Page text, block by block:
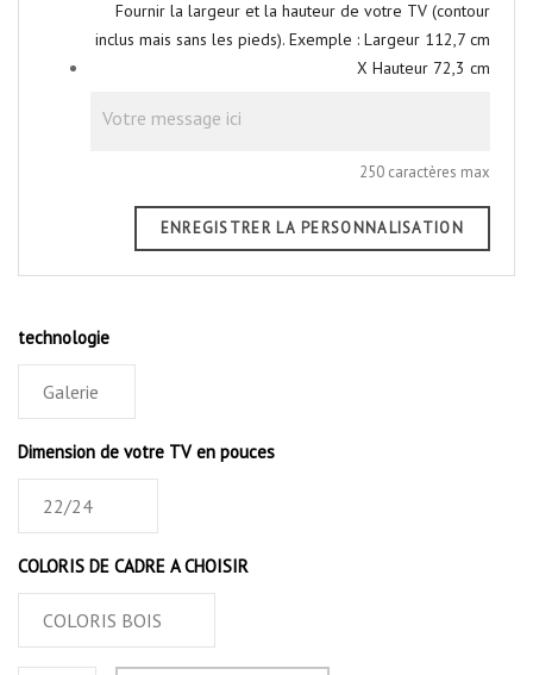
Fournir la largeur et la hauteur de votre TV (contour
inclus mais sans les pieds). Exemple : Largeur 112,7 cm
X Hauteur 72,3 cm
250 caractères max
ENREGISTRER LA PERSONNALISATION
technologie
Dimension de votre TV en pouces
COLORIS DE CADRE A CHOISIR